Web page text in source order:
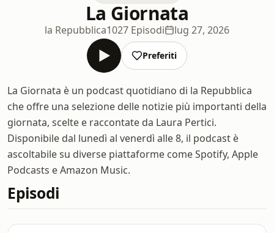
La Giornata
la Repubblica1027 Episodi lug 27, 2026
Preferiti
La Giornata è un podcast quotidiano di la Repubblica
che offre una selezione delle notizie più importanti della
giornata, scelte e raccontate da Laura Pertici.
Disponibile dal lunedì al venerdì alle 8, il podcast è
ascoltabile su diverse piattaforme come Spotify, Apple
Podcasts e Amazon Music.
Episodi